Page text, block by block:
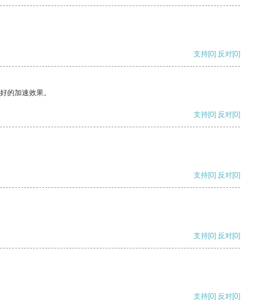
支持[0] 反对[0]
的加速效果。
支持[0] 反对[0]
支持[0] 反对[0]
支持[0] 反对[0]
支持[0] 反对[0]